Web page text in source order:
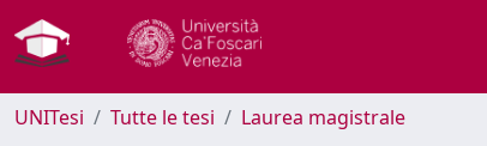
UNITesi Tutte le tesi Laurea magistrale